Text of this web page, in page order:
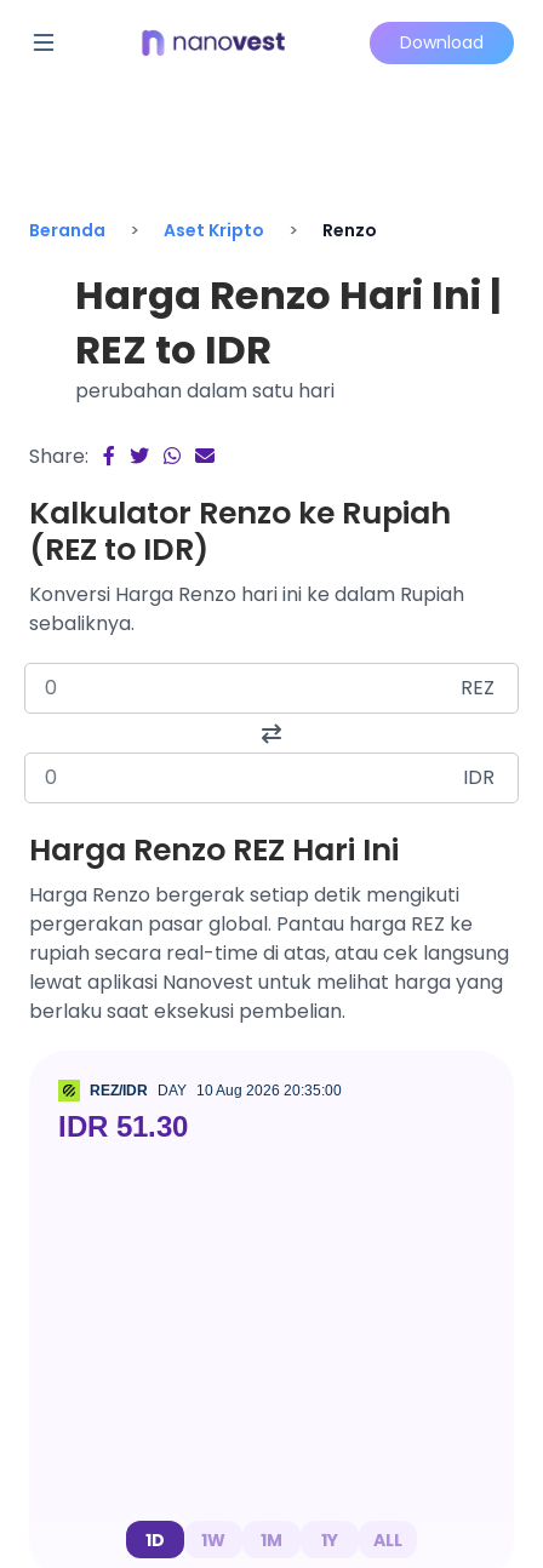
Download
Beranda Aset Kripto Renzo
Harga Renzo Hari Ini |
REZ to IDR
perubahan dalam satu hari
Share:
Kalkulator Renzo ke Rupiah
(REZ to IDR)
Konversi Harga Renzo hari ini ke dalam Rupiah
sebaliknya.
REZ
IDR
Harga Renzo REZ Hari Ini
Harga Renzo bergerak setiap detik mengikuti
pergerakan pasar global. Pantau harga REZ ke
rupiah secara real-time di atas, atau cek langsung
lewat aplikasi Nanovest untuk melihat harga yang
berlaku saat eksekusi pembelian.
REZ/IDR DAY 10 Aug 2026 20:35:00
IDR 51.30
1D 1W 1M 1Y ALL